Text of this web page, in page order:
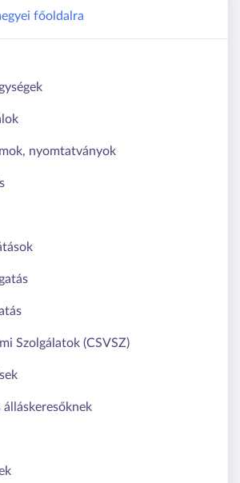
Vármegyei
főoldalra
nyomtatványok
Szolgálatok (CSVSZ)
álláskeresőknek